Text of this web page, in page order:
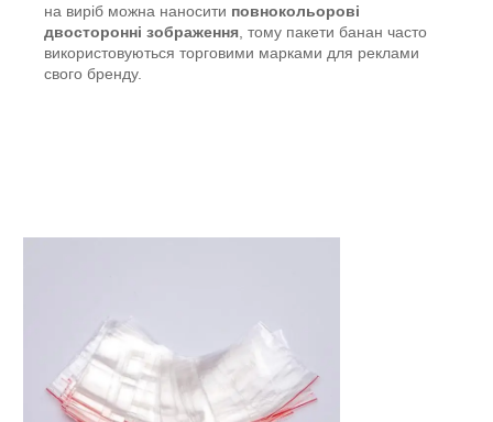
на виріб можна наносити повнокольорові
двосторонні зображення , тому пакети банан часто
використовуються торговими марками для реклами
свого бренду.